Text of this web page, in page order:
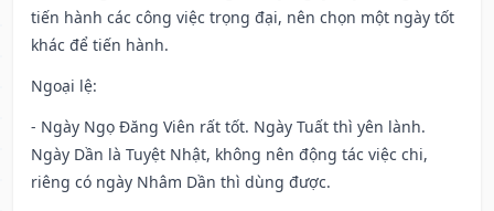
tiến hành các công việc trọng đại, nên chọn một ngày tốt
khác để tiến hành.
Ngoại lệ:
- Ngày Ngọ Đăng Viên rất tốt. Ngày Tuất thì yên lành.
Ngày Dần là Tuyệt Nhật, không nên động tác việc chi,
riêng có ngày Nhâm Dần thì dùng được.